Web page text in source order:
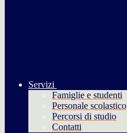
Servizi
Famiglie e studenti
Personale scolastico
Percorsi di studio
Contatti